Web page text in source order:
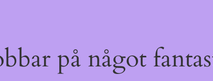
på något